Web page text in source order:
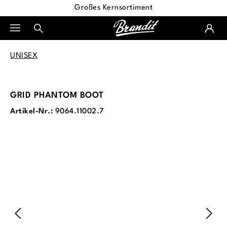
Großes Kernsortiment
UNISEX
GRID PHANTOM BOOT
Artikel-Nr.: 9064.11002.7